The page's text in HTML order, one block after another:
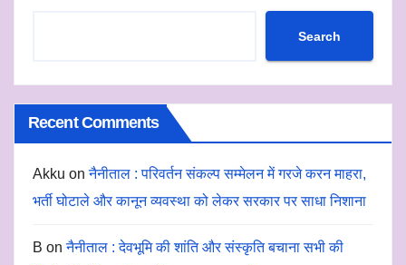
Search
Recent Comments
Akku onनैनीताल : परिवर्तन संकल्प सम्मेलन में गरजे करन माहरा,
भर्ती घोटाले और कानून व्यवस्था को लेकर सरकार पर साधा निशाना
B onनैनीताल : देवभूमि की शांति और संस्कृति बचाना सभी की